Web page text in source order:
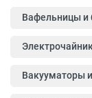
Вафельницы и
Вакууматоры